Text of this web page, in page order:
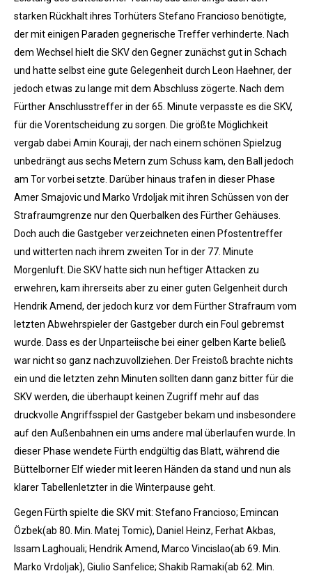
starken Rückhalt ihres Torhüters Stefano Francioso benötigte,
der mit einigen Paraden gegnerische Treffer verhinderte. Nach
dem Wechsel hielt die SKV den Gegner zunächst gut in Schach
und hatte selbst eine gute Gelegenheit durch Leon Haehner, der
jedoch etwas zu lange mit dem Abschluss zögerte. Nach dem
Fürther Anschlusstreffer in der 65. Minute verpasste es die SKV,
für die Vorentscheidung zu sorgen. Die größte Möglichkeit
vergab dabei Amin Kouraji, der nach einem schönen Spielzug
unbedrängt aus sechs Metern zum Schuss kam, den Ball jedoch
am Tor vorbei setzte. Darüber hinaus trafen in dieser Phase
Amer Smajovic und Marko Vrdoljak mit ihren Schüssen von der
Strafraumgrenze nur den Querbalken des Fürther Gehäuses.
Doch auch die Gastgeber verzeichneten einen Pfostentreffer
und witterten nach ihrem zweiten Tor in der 77. Minute
Morgenluft. Die SKV hatte sich nun heftiger Attacken zu
erwehren, kam ihrerseits aber zu einer guten Gelgenheit durch
Hendrik Amend, der jedoch kurz vor dem Fürther Strafraum vom
letzten Abwehrspieler der Gastgeber durch ein Foul gebremst
wurde. Dass es der Unparteiische bei einer gelben Karte beließ
war nicht so ganz nachzuvollziehen. Der Freistoß brachte nichts
ein und die letzten zehn Minuten sollten dann ganz bitter für die
SKV werden, die überhaupt keinen Zugriff mehr auf das
druckvolle Angriffsspiel der Gastgeber bekam und insbesondere
auf den Außenbahnen ein ums andere mal überlaufen wurde. In
dieser Phase wendete Fürth endgültig das Blatt, während die
Büttelborner Elf wieder mit leeren Händen da stand und nun als
klarer Tabellenletzter in die Winterpause geht.
Gegen Fürth spielte die SKV mit: Stefano Francioso; Emincan
Özbek(ab 80. Min. Matej Tomic), Daniel Heinz, Ferhat Akbas,
Issam Laghouali; Hendrik Amend, Marco Vincislao(ab 69. Min.
Marko Vrdoljak), Giulio Sanfelice; Shakib Ramaki(ab 62. Min.